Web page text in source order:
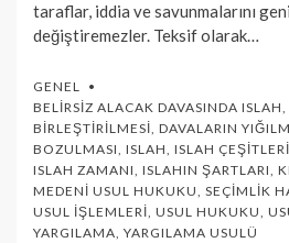
taraflar, iddia ve savunmalarını
değiştiremezler. Teksif olarak…
GENEL
BELIRSIZ ALACAK DAVASINDA ISLAH,
BIRLEŞTIRILMESI, DAVALARIN
BOZULMASI, ISLAH, ISLAH ÇEŞITLERI
ISLAH ZAMANI, ISLAHIN ŞARTLARI,
MEDENI USUL HUKUKU, SEÇIMLIK
USUL İŞLEMLERI, USUL HUKUKU,
YARGILAMA, YARGILAMA USULÜ